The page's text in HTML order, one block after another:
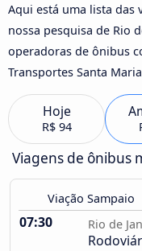
Aqui está uma lista das
nossa pesquisa de Rio
operadoras de ônibus
Transportes Santa
Hoje
R$ 94
Viagens de ônibus
Viação Sampaio
07:30 Rio de